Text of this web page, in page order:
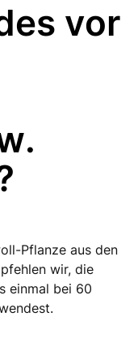
vor
Pflanze aus den
wir, die
einmal bei 60